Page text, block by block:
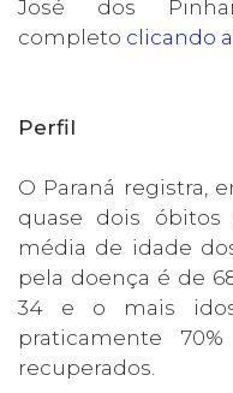
José dos
completo clicando
Perfil
O Paraná registra,
quase dois
média de idade
pela doença é de
34 e o mais
praticamente
recuperados.